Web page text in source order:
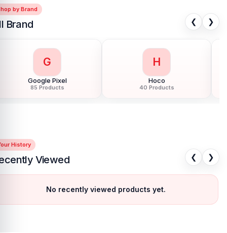
by Brand
Brand ❮ ❯
G
Google Pixel
85 Products
H
Hoco
40 Products
History
Viewed ❮ ❯
No recently viewed products yet.